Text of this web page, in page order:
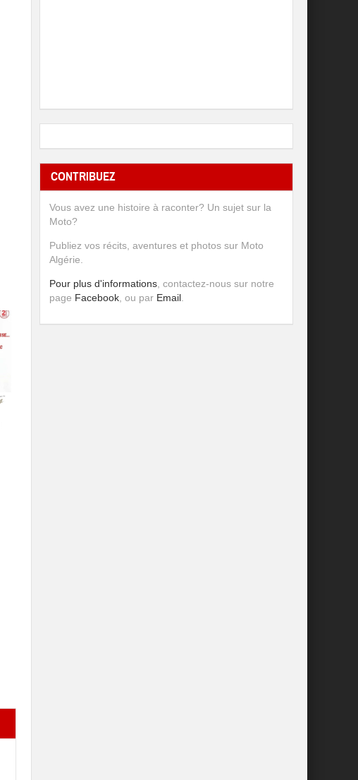
CONTRIBUEZ
Vous avez une histoire à raconter? Un sujet sur la
Moto?
Publiez vos récits, aventures et photos sur Moto
Algérie.
Pour plus d'informations , contactez-nous sur notre
page Facebook , ou par Email